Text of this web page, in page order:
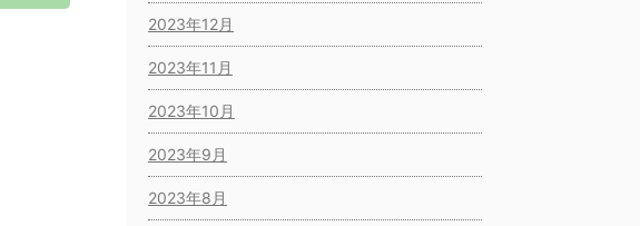
2023年12月
2023年11月
2023年10月
2023年9月
2023年8月